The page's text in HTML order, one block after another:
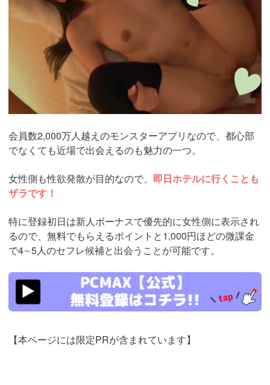
会員数2,000万人越えのモンスターアプリなので、都心部
でなくても近場で出会えるのも魅力の一つ。
女性側も性欲発散が目的なので、 即日ホテルに行くことも
ザラです！
特に登録初日は新人ボーナスで優先的に女性側に表示され
るので、無料でもらえるポイントと1,000円ほどの微課金
で4∼5人のセフレ候補と出会うことが可能です。
https://pcmax.jp/lp/?
ad_id=rm327007
【本ページには限定PRが含まれています】